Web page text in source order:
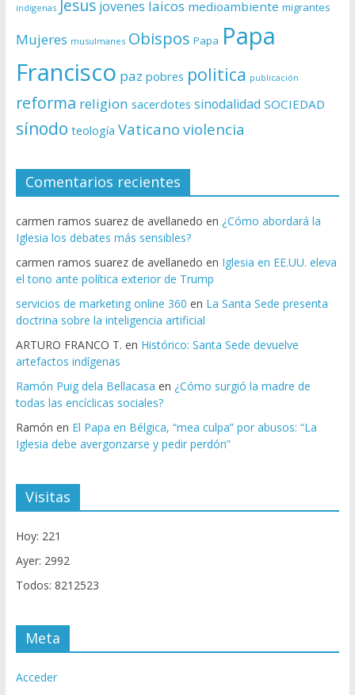
indígenas Jesus jovenes laicos medioambiente migrantes
Mujeres musulmanes Obispos Papa Papa
Francisco paz pobres politica publicación
reforma religion sacerdotes sinodalidad SOCIEDAD
sínodo teología Vaticano violencia
Comentarios recientes
carmen ramos suarez de avellanedo en ¿Cómo abordará la
Iglesia los debates más sensibles?
carmen ramos suarez de avellanedo en Iglesia en EE.UU. eleva
el tono ante política exterior de Trump
servicios de marketing online 360 en La Santa Sede presenta
doctrina sobre la inteligencia artificial
ARTURO FRANCO T. en Histórico: Santa Sede devuelve
artefactos indígenas
Ramón Puig dela Bellacasa en ¿Cómo surgió la madre de
todas las encíclicas sociales?
Ramón en El Papa en Bélgica, “mea culpa” por abusos: “La
Iglesia debe avergonzarse y pedir perdón”
Visitas
Hoy: 221
Ayer: 2992
Todos: 8212523
Meta
Acceder